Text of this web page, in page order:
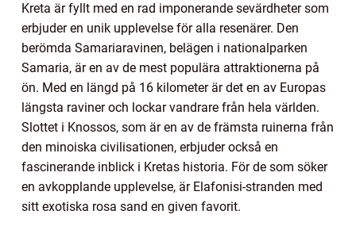
Kreta är fyllt med en rad imponerande sevärdheter som
erbjuder en unik upplevelse för alla resenärer. Den
berömda Samariaravinen, belägen i nationalparken
Samaria, är en av de mest populära attraktionerna på
ön. Med en längd på 16 kilometer är det en av Europas
längsta raviner och lockar vandrare från hela världen.
Slottet i Knossos, som är en av de främsta ruinerna från
den minoiska civilisationen, erbjuder också en
fascinerande inblick i Kretas historia. För de som söker
en avkopplande upplevelse, är Elafonisi-stranden med
sitt exotiska rosa sand en given favorit.